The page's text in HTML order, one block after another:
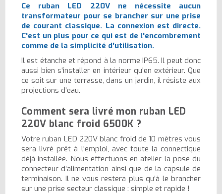
Ce ruban LED 220V ne nécessite aucun
transformateur pour se brancher sur une prise
de courant classique. La connexion est directe.
C'est un plus pour ce qui est de l'encombrement
comme de la simplicité d'utilisation.
Il est étanche et répond à la norme IP65. Il peut donc
aussi bien s'installer en intérieur qu'en extérieur. Que
ce soit sur une terrasse, dans un jardin, il résiste aux
projections d'eau.
Comment sera livré mon ruban LED
220V blanc froid 6500K ?
Votre ruban LED 220V blanc froid de 10 mètres vous
sera livré prêt à l'emploi, avec toute la connectique
déjà installée. Nous effectuons en atelier la pose du
connecteur d’alimentation ainsi que de la capsule de
terminaison. Il ne vous restera plus qu’à le brancher
sur une prise secteur classique : simple et rapide !